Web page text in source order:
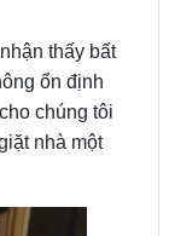
thấy bất
ổn định
chúng tôi
nhà một